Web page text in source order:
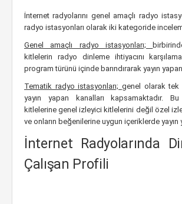
İnternet radyolarını genel amaçlı radyo
radyo istasyonları olarak iki kategoride
Genel amaçlı radyo istasyonları;
kitlelerin radyo dinleme ihtiyacını
program türünü içinde barındırarak yayın
Tematik radyo istasyonları; genel olarak
yayın yapan kanalları kapsamaktadır.
kitlelerine genel izleyici kitlelerini değil özel
ve onların beğenilerine uygun içeriklerde yayın
İnternet Radyolarında
Çalışan Profili